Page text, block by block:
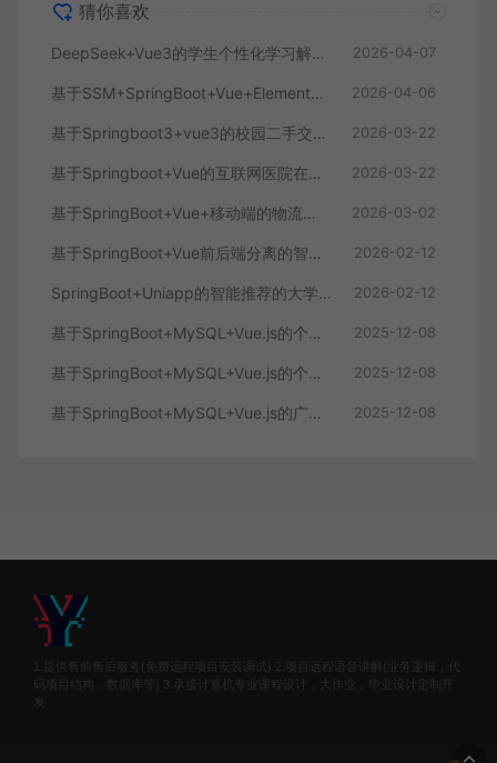
猜你喜欢
DeepSeek+Vue3的学生个性化学习解答AI系统 2026-04-07
基于SSM+SpringBoot+Vue+ElementPlus的聊天im系统 2026-04-06
基于Springboot3+vue3的校园二手交易平台 2026-03-22
基于Springboot+Vue的互联网医院在线问诊系统 2026-03-22
基于SpringBoot+Vue+移动端的物流快递系统 2026-03-02
基于SpringBoot+Vue前后端分离的智能知识库问答系统 2026-02-12
SpringBoot+Uniapp的智能推荐的大学生社交平台 2026-02-12
基于SpringBoot+MySQL+Vue.js的个人健康管理系统(附论文) 2025-12-08
基于SpringBoot+MySQL+Vue.js的个性化推荐电商系统(附论文) 2025-12-08
基于SpringBoot+MySQL+Vue.js的广西文化传承小程序(附论文) 2025-12-08
1.提供售前售后服务(免费远程项目安装调试) 2.项目远程语音讲解(业务逻辑，代
码项目结构，数据库等) 3.承接计算机专业课程设计，大作业，毕业设计定制开
发